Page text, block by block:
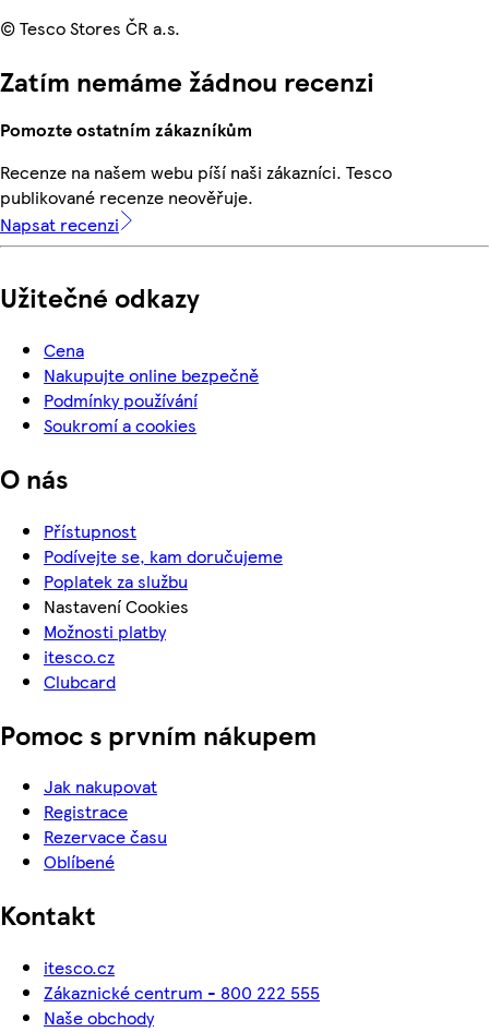
© Tesco Stores ČR a.s.
Zatím nemáme žádnou recenzi
Pomozte ostatním zákazníkům
Recenze na našem webu píší naši zákazníci. Tesco
publikované recenze neověřuje.
Napsat recenzi
Užitečné odkazy
Cena
Nakupujte online bezpečně
Podmínky používání
Soukromí a cookies
O nás
Přístupnost
Podívejte se, kam doručujeme
Poplatek za službu
Nastavení Cookies
Možnosti platby
itesco.cz
Clubcard
Pomoc s prvním nákupem
Jak nakupovat
Registrace
Rezervace času
Oblíbené
Kontakt
itesco.cz
Zákaznické centrum - 800 222 555
Naše obchody